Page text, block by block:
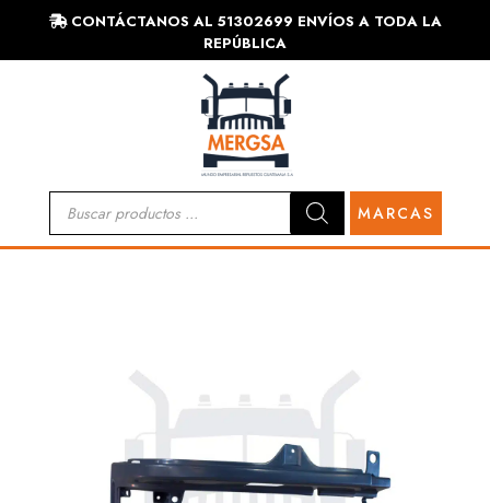
CONTÁCTANOS AL 51302699 ENVÍOS A TODA LA
REPÚBLICA
Búsqueda
productos
MARCAS
CARROCERÍA
MECÁNICA